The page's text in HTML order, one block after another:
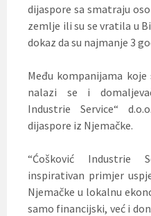
dijaspore sa smatraju
zemlje ili su se vratila u
dokaz da su najmanje 3
Među kompanijama
nalazi se i
Industrie Service“
dijaspore iz Njemačke.
“Ćošković Industrie
inspirativan primjer
Njemačke u lokalnu
samo financijski, već i